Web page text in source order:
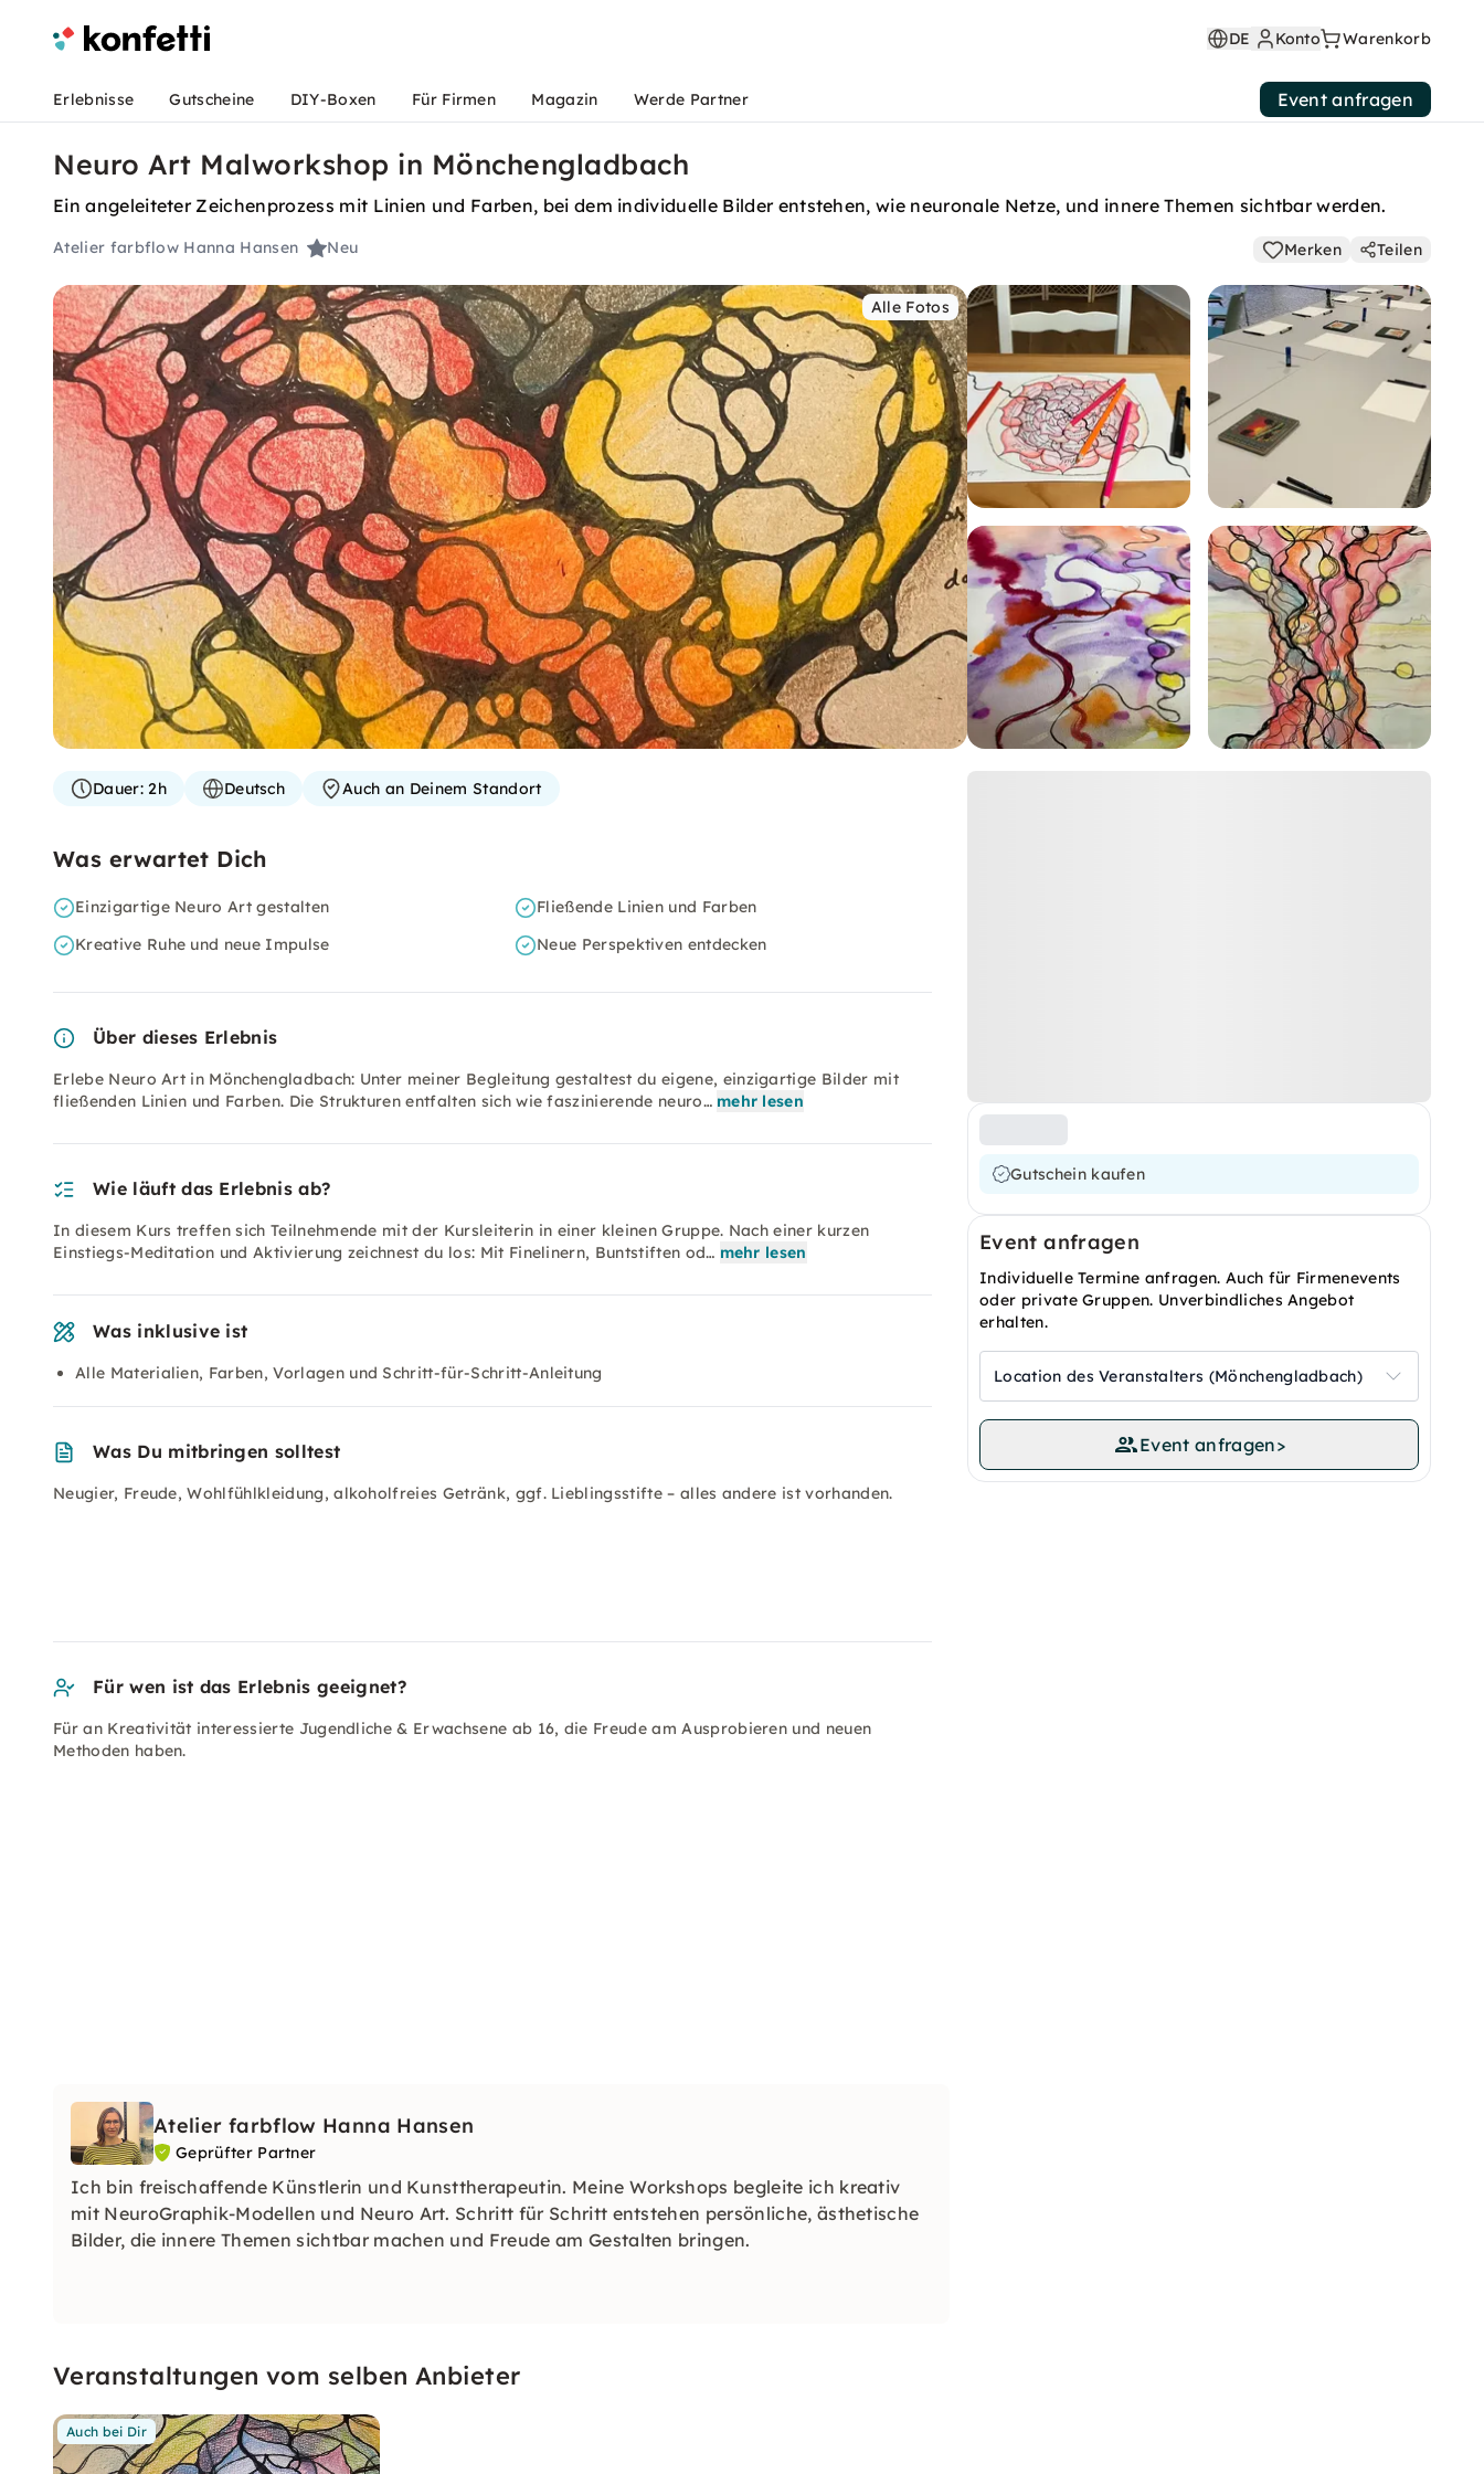
DE Konto Warenkorb
Erlebnisse Gutscheine DIY-Boxen Für Firmen Magazin Werde Partner Event anfragen
Neuro Art Malworkshop in Mönchengladbach
Ein angeleiteter Zeichenprozess mit Linien und Farben, bei dem individuelle Bilder entstehen, wie neuronale Netze, und innere Themen sichtbar werden.
Atelier farbflow Hanna Hansen Neu Merken Teilen
Alle Fotos
Gutschein kaufen
Event anfragen
Individuelle Termine anfragen. Auch für Firmenevents
oder private Gruppen. Unverbindliches Angebot
erhalten.
Location des Veranstalters (Mönchengladbach)
Event anfragen>
Dauer:2h Deutsch Auch an Deinem Standort
Was erwartet Dich
Einzigartige Neuro Art gestalten
Fließende Linien und Farben
Kreative Ruhe und neue Impulse
Neue Perspektiven entdecken
Über dieses Erlebnis
Erlebe Neuro Art in Mönchengladbach: Unter meiner Begleitung gestaltest du eigene, einzigartige Bilder mit
fließenden Linien und Farben. Die Strukturen entfalten sich wie faszinierende neuro… mehr lesen
Wie läuft das Erlebnis ab?
In diesem Kurs treffen sich Teilnehmende mit der Kursleiterin in einer kleinen Gruppe. Nach einer kurzen
Einstiegs-Meditation und Aktivierung zeichnest du los: Mit Finelinern, Buntstiften od… mehr lesen
Was inklusive ist
Alle Materialien, Farben, Vorlagen und Schritt-für-Schritt-Anleitung
Was Du mitbringen solltest
Neugier, Freude, Wohlfühlkleidung, alkoholfreies Getränk, ggf. Lieblingsstifte – alles andere ist vorhanden.
Für wen ist das Erlebnis geeignet?
Für an Kreativität interessierte Jugendliche & Erwachsene ab 16, die Freude am Ausprobieren und neuen
Methoden haben.
Atelier farbflow Hanna Hansen
Geprüfter Partner
Ich bin freischaffende Künstlerin und Kunsttherapeutin. Meine Workshops begleite ich kreativ
mit NeuroGraphik-Modellen und Neuro Art. Schritt für Schritt entstehen persönliche, ästhetische
Bilder, die innere Themen sichtbar machen und Freude am Gestalten bringen.
Veranstaltungen vom selben Anbieter
Auch bei Dir